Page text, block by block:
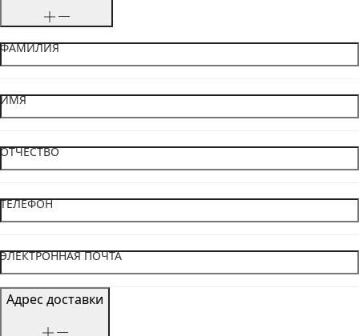
ФАМИЛИЯ
ИМЯ
ОТЧЕСТВО
ТЕЛЕФОН
ЭЛЕКТРОННАЯ ПОЧТА
Адрес доставки